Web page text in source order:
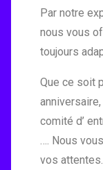
Par notre
nous vous
toujours
Que ce soit
comité d’
…. Nous
vos attentes.